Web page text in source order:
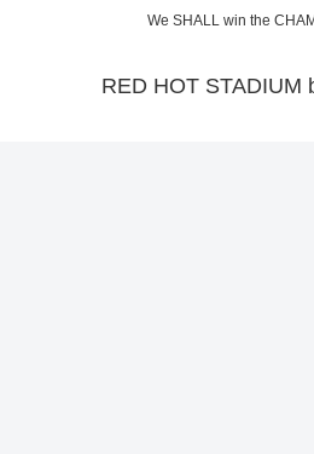
We SHALL win the
RED HOT STADIUM